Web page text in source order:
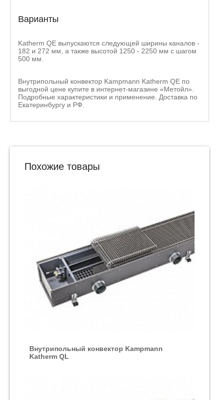
Варианты
Katherm QE выпускаются следующей ширины каналов -
182 и 272 мм, а также высотой 1250 - 2250 мм с шагом
500 мм.
Внутрипольный конвектор Kampmann Katherm QE по
выгодной цене купите в интернет-магазине «Метойл».
Подробные характеристики и применение. Доставка по
Екатеринбургу и РФ.
Похожие товары
Внутрипольный конвектор Kampmann
Katherm QL